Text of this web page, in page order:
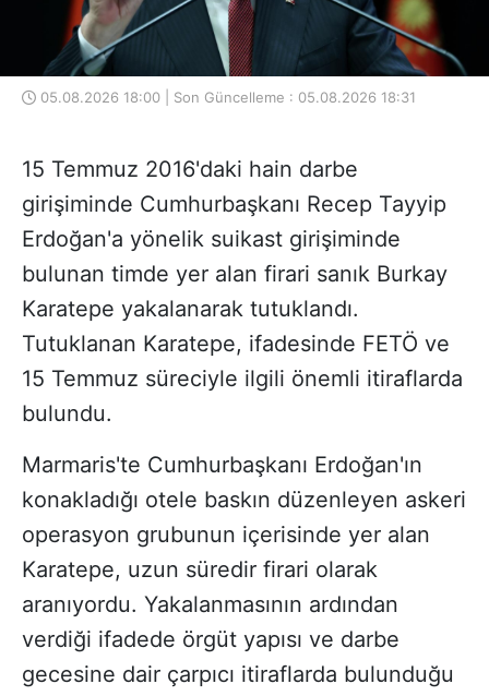
05.08.2026 18:00 | Son Güncelleme : 05.08.2026 18:31
15 Temmuz 2016'daki hain darbe
girişiminde Cumhurbaşkanı Recep Tayyip
Erdoğan'a yönelik suikast girişiminde
bulunan timde yer alan firari sanık Burkay
Karatepe yakalanarak tutuklandı.
Tutuklanan Karatepe, ifadesinde FETÖ ve
15 Temmuz süreciyle ilgili önemli itiraflarda
bulundu.
Marmaris'te Cumhurbaşkanı Erdoğan'ın
konakladığı otele baskın düzenleyen askeri
operasyon grubunun içerisinde yer alan
Karatepe, uzun süredir firari olarak
aranıyordu. Yakalanmasının ardından
verdiği ifadede örgüt yapısı ve darbe
gecesine dair çarpıcı itiraflarda bulunduğu